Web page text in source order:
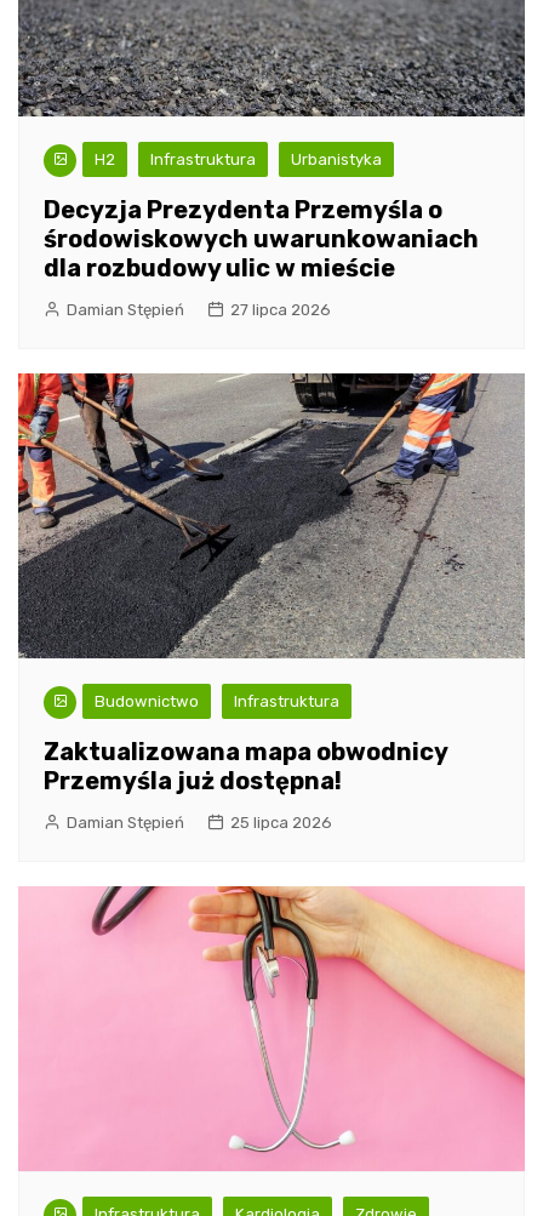
H2 Infrastruktura Urbanistyka
Decyzja Prezydenta Przemyśla o
środowiskowych uwarunkowaniach
dla rozbudowy ulic w mieście
Damian Stępień 27 lipca 2026
Budownictwo Infrastruktura
Zaktualizowana mapa obwodnicy
Przemyśla już dostępna!
Damian Stępień 25 lipca 2026